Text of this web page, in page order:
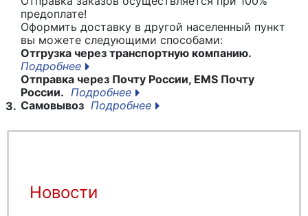
предоплате!
Оформить доставку в другой населенный пункт
вы можете следующими способами:
Отгрузка через транспортную компанию.
Подробнее
Отправка через Почту России, EMS Почту
России. Подробнее
3. Самовывоз Подробнее
Новости